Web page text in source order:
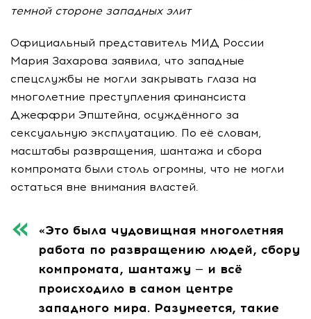
темной стороне западных элит
Официальный представитель МИД России
Мария Захарова заявила, что западные
спецслужбы не могли закрывать глаза на
многолетние преступления финансиста
Джеффри Эпштейна, осуждённого за
сексуальную эксплуатацию. По её словам,
масштабы развращения, шантажа и сбора
компромата были столь огромны, что не могли
остаться вне внимания властей.
«Это была чудовищная многолетняя
работа по развращению людей, сбору
компромата, шантажу — и всё
происходило в самом центре
западного мира. Разумеется, такие